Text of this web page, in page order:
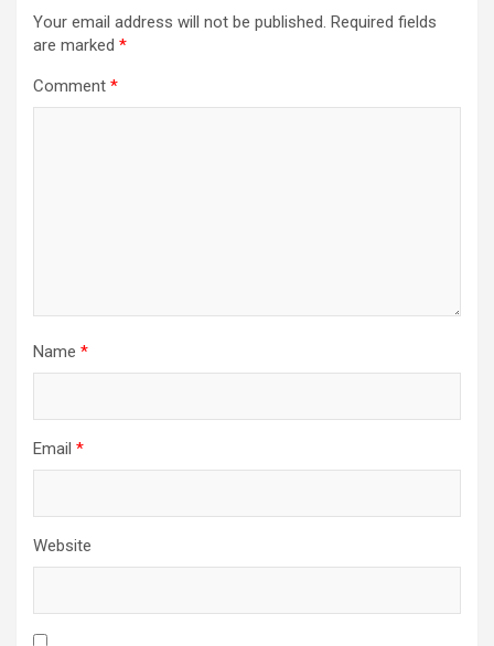
Your email address will not be published. Required fields
are marked *
Comment *
Name *
Email *
Website